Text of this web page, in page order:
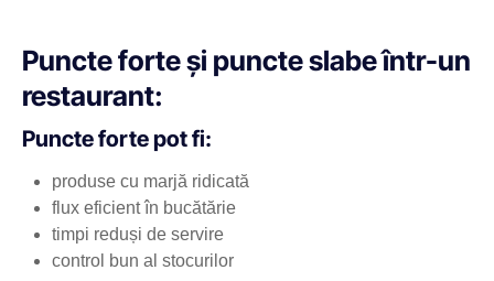
Puncte forte și puncte slabe într-un
restaurant:
Puncte forte pot fi:
produse cu marjă ridicată
flux eficient în bucătărie
timpi reduși de servire
control bun al stocurilor